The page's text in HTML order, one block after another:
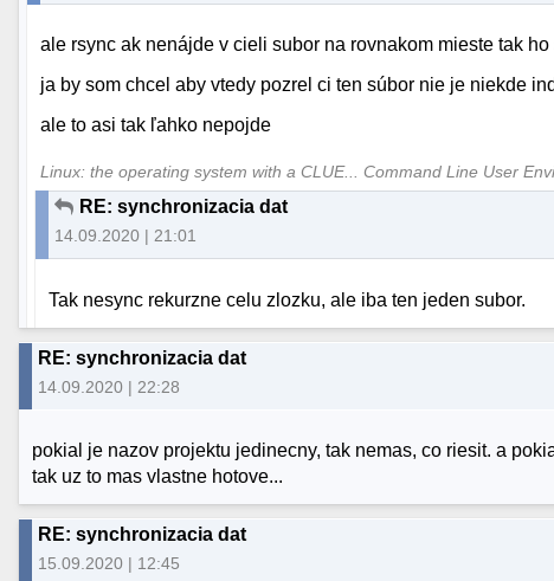
ale rsync ak nenájde v cieli subor na rovnakom mieste tak
ja by som chcel aby vtedy pozrel ci ten súbor nie je niekde
ale to asi tak ľahko nepojde
Linux: the operating system with a CLUE... Command Line User
RE: synchronizacia dat
14.09.2020 | 21:01
Tak nesync rekurzne celu zlozku, ale iba ten jeden subor.
RE: synchronizacia dat
14.09.2020 | 22:28
pokial je nazov projektu jedinecny, tak nemas, co riesit. a
tak uz to mas vlastne hotove...
RE: synchronizacia dat
15.09.2020 | 12:45